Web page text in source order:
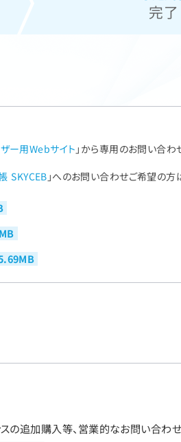
完了
ー用Webサイト」から専用のお問い合
SKYCEB 」へのお問い合わせご希望の方
の追加購入等、営業的なお問い合わせ